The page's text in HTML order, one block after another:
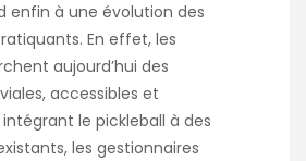
enfin à une évolution des
En effet, les
aujourd’hui des
accessibles et
le pickleball à des
les gestionnaires